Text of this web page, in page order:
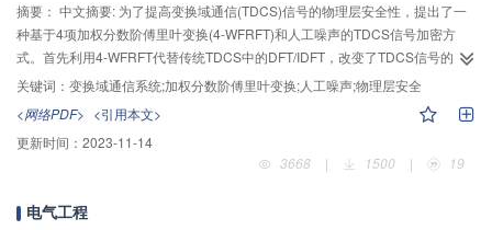
摘要： 中文摘要: 为了提高变换域通信(TDCS)信号的物理层安全性，提出了一
种基于4项加权分数阶傅里叶变换(4-WFRFT)和人工噪声的TDCS信号加密方
式。首先利用4-WFRFT代替传统TDCS中的DFT/IDFT，改变了TDCS信号的空
间分布，在保持原系统复杂度的同时增加了TDCS信号的抗截获性，在此基础上
使用人工噪声进一步增强系统的安全性，最后推导了非法用户理论误码率以及
系统保密容量。仿真结果表明，无论是全频谱或是频谱失配情况下，采用当参
数 在[0，0.8)或(1.7，4]的范围内时，窃听者误码率始终保持在0.5，无法正确解
调发送信号，同时系统保密容量也为正数，有效保证了信息的安全传输。
关键词： 变换域通信系统;加权分数阶傅里叶变换;人工噪声;物理层安全
<网络PDF> <引用本文>
更新时间： 2023-11-14
3668
| 1500 | 19
电气工程